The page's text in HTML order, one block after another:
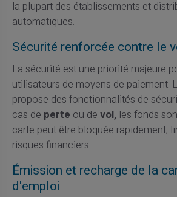
la plupart des établissements et
automatiques.
Sécurité renforcée contre le
La sécurité est une priorité majeure
utilisateurs de moyens de paiement.
propose des fonctionnalités de
cas de perte ou de vol,les fonds
carte peut être bloquée rapidement,
risques financiers.
Émission et recharge de la
d'emploi